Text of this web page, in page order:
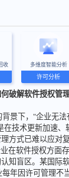
收 多维度智能分析
许可分析
破解软件授权管理
景下，"企业无
在技术更新加速、
方式已难以应对
在软件授权方面
知盲区。某国际
年因许可管理不